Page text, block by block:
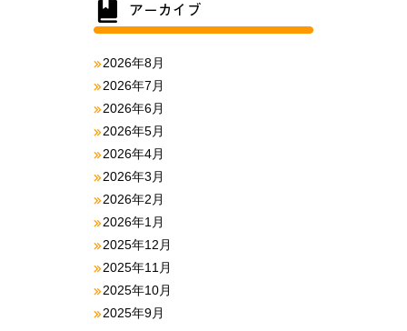
2026年8月
2026年7月
2026年6月
2026年5月
2026年4月
2026年3月
2026年2月
2026年1月
2025年12月
2025年11月
2025年10月
2025年9月